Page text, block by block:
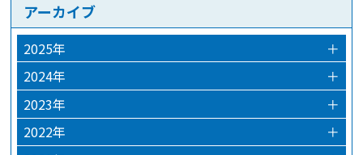
アーカイブ
2025年
＋
2025年12月
2024年
＋
2024年12月
2024年03月
2023年
＋
2023年12月
2022年
＋